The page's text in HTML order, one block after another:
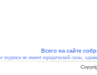
Всего на сайте
подписи не имеют юридической силы,